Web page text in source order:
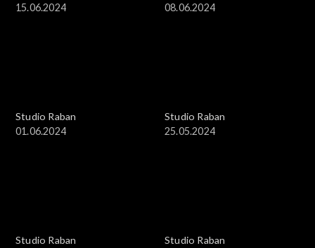
15.06.2024
08.06.2024
Studio Raban
01.06.2024
Studio Raban
25.05.2024
Studio Raban
Studio Raban